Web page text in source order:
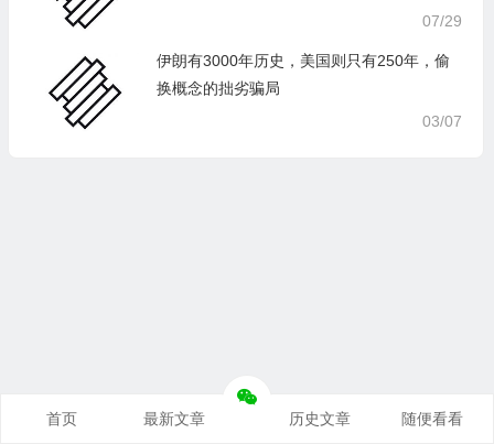
07/29
伊朗有3000年历史，美国则只有250年，偷
换概念的拙劣骗局
03/07
首页 最新文章 历史文章 随便看看